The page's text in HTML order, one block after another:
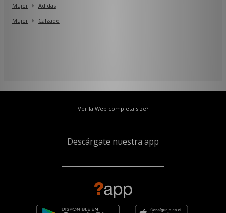
Mujer
Adidas
Mujer
Calzado
Ver la Web completa size?
Descárgate nuestra app